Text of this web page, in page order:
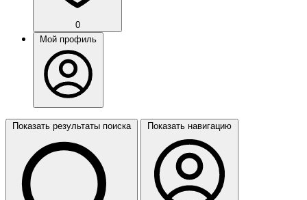
0
Мой профиль
Показать результаты поиска Показать навигацию